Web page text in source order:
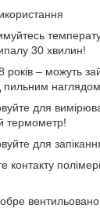
30 хвилин!
років – можуть
пильним
для
термометр!
для
контакту